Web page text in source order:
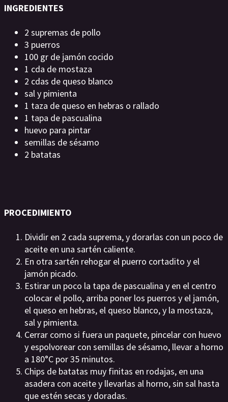
INGREDIENTES
2 supremas de pollo
3 puerros
100 gr de jamón cocido
1 cda de mostaza
2 cdas de queso blanco
sal y pimienta
1 taza de queso en hebras o rallado
1 tapa de pascualina
huevo para pintar
semillas de sésamo
2 batatas
PROCEDIMIENTO
Dividir en 2 cada suprema, y dorarlas con un poco de
aceite en una sartén caliente.
En otra sartén rehogar el puerro cortadito y el
jamón picado.
Estirar un poco la tapa de pascualina y en el centro
colocar el pollo, arriba poner los puerros y el jamón,
el queso en hebras, el queso blanco, y la mostaza,
sal y pimienta.
Cerrar como si fuera un paquete, pincelar con huevo
y espolvorear con semillas de sésamo, llevar a horno
a 180°C por 35 minutos.
Chips de batatas muy finitas en rodajas, en una
asadera con aceite y llevarlas al horno, sin sal hasta
que estén secas y doradas.